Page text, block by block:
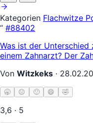
Kategorien Flachwitze
“ #88402
Was ist der
einem Zahnarzt? Der
Von Witzkeks ·
🥱 😐 🙂 😄 🤣
3,6 · 5